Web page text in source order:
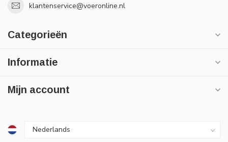
klantenservice@voeronline.nl
Categorieën
Informatie
Mijn account